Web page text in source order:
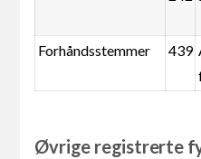
Forhåndsstemmer
439
Øvrige registrerte